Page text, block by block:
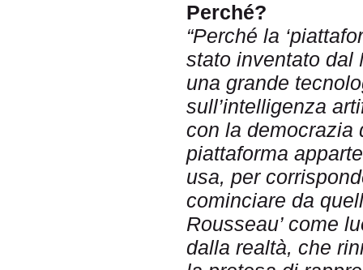
Perché?
“Perché la
stato inventato dal
una grande
sull’intelligenza
con la democrazia
piattaforma
usa, per
cominciare da
Rousseau’ come
dalla realtà, che